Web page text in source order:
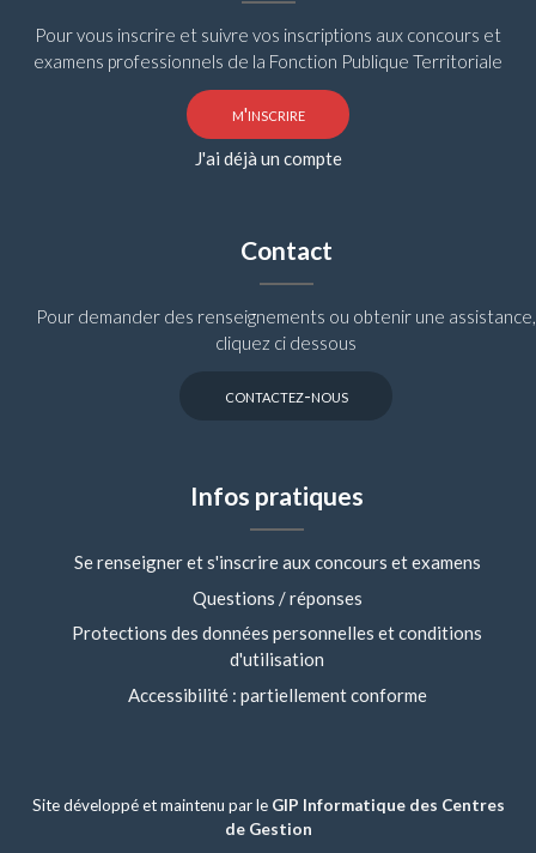
Pour vous inscrire et suivre vos inscriptions aux concours et
examens professionnels de la Fonction Publique Territoriale
m'inscrire
J'ai déjà un compte
Contact
Pour demander des renseignements ou obtenir une assistance,
cliquez ci dessous
contactez-nous
Infos pratiques
Se renseigner et s'inscrire aux concours et examens
Questions / réponses
Protections des données personnelles et conditions
d'utilisation
Accessibilité : partiellement conforme
Site développé et maintenu par le GIP Informatique des Centres
de Gestion